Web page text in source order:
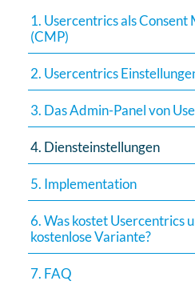
1. Usercentrics als
(CMP)
2. Usercentrics
3. Das Admin-Panel von
4. Diensteinstellungen
5. Implementation
6. Was kostet Usercentrics
kostenlose Variante?
7. FAQ